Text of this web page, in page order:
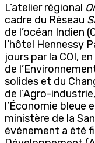
L’atelier régional
cadre du Réseau
de l’océan Indien
l’hôtel Hennessy
jours par la COI,
de
solides et du
de l’Agro-
l’Économie bleue
ministère de la
événement a été